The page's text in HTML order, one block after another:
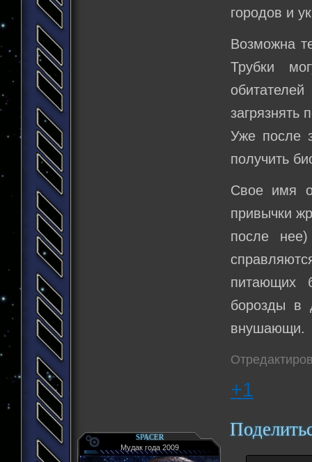
городов и
Возможна
Трубки
загрязнять
Уже после
получить
Свое имя
привычки
после
питающих
борозды в
внушающи.
+1
SPACER
Мудак года 2009